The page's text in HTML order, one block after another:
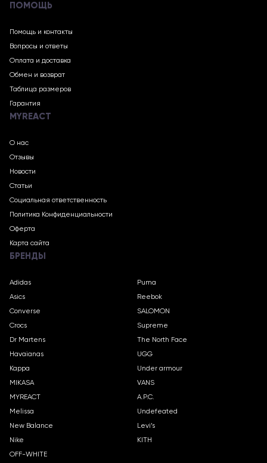
ПОМОЩЬ
Помощь и контакты
Вопросы и ответы
Оплата и доставка
Обмен и возврат
Таблица размеров
Гарантия
MYREACT
О нас
Отзывы
Новости
Статьи
Социальная ответственность
Политика Конфиденциальности
Оферта
Карта сайта
БРЕНДЫ
Adidas
Asics
Converse
Crocs
Dr Martens
Havaianas
Kappa
MIKASA
MYREACT
Melissa
New Balance
Nike
OFF-WHITE
Puma
Reebok
SALOMON
Supreme
The North Face
UGG
Under armour
VANS
A.P.C.
Undefeated
Levi’s
KITH